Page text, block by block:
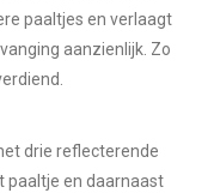
paaltjes en verlaagt
aanzienlijk. Zo
drie reflecterende
paaltje en daarnaast